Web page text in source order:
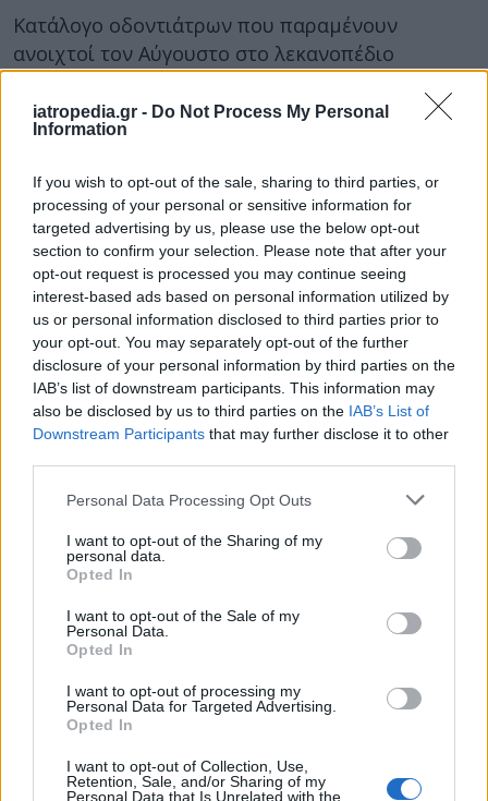
iatropedia.gr - Do Not Process My Personal
Information
If you wish to opt-out of the sale, sharing to third parties, or
processing of your personal or sensitive information for
targeted advertising by us, please use the below opt-out
section to confirm your selection. Please note that after your
opt-out request is processed you may continue seeing
interest-based ads based on personal information utilized by
us or personal information disclosed to third parties prior to
your opt-out. You may separately opt-out of the further
disclosure of your personal information by third parties on the
IAB’s list of downstream participants. This information may
also be disclosed by us to third parties on the IAB’s List of
Downstream Participants that may further disclose it to other
Personal Data Processing Opt Outs
I want to opt-out of the Sharing of my
personal data.
Opted In
I want to opt-out of the Sale of my
Personal Data.
Opted In
I want to opt-out of processing my
Personal Data for Targeted Advertising.
Opted In
I want to opt-out of Collection, Use,
Retention, Sale, and/or Sharing of my
Personal Data that Is Unrelated with the
Κατάλογο οδοντιάτρων που παραμένουν
ανοιχτοί τον Αύγουστο στο λεκανοπέδιο
30 Μαρτίου 2024 08:02
Παραμελημένη η οδοντιατρική
φροντίδα στην Ελλάδα: Στο 38,2% η
ιδιωτική δαπάνη και 0% η δημόσια
περίθαλψη ενηλίκων και παιδιών στην Ελλάδα.
22 Ιουνίου 2023
Οδοντίατροι: Σφοδρή αντίδραση στις